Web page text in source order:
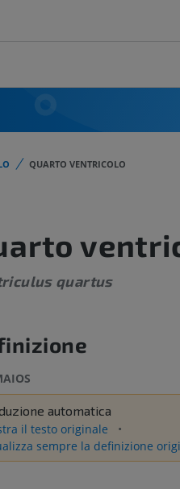
QUARTO VENTRICOLO
quartus
automatica
il testo originale
sempre la definizione